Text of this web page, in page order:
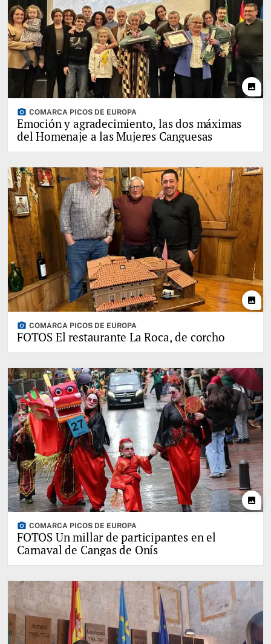
photo
photo_camera COMARCA PICOS DE EUROPA
Emoción y agradecimiento, las dos máximas
del Homenaje a las Mujeres Canguesas
photo
photo_camera COMARCA PICOS DE EUROPA
FOTOS El restaurante La Roca, de corcho
photo
photo_camera COMARCA PICOS DE EUROPA
FOTOS Un millar de participantes en el
Carnaval de Cangas de Onís